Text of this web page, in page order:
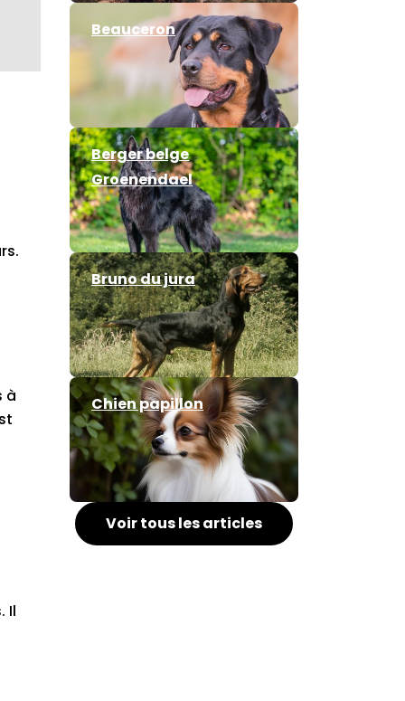
à
Il
Beauceron
Berger belge
Groenendael
Bruno du jura
Chien papillon
Voir tous les articles